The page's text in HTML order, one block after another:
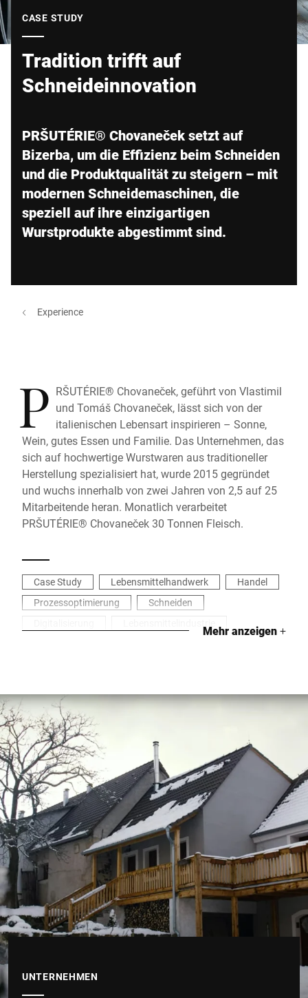
CASE STUDY
Tradition trifft auf
Schneideinnovation
PRŠUTÉRIE® Chovaneček setzt auf
Bizerba, um die Effizienz beim Schneiden
und die Produktqualität zu steigern – mit
modernen Schneidemaschinen, die
speziell auf ihre einzigartigen
Wurstprodukte abgestimmt sind.
Experience
P RŠUTÉRIE® Chovaneček, geführt von Vlastimil
und Tomáš Chovaneček, lässt sich von der
italienischen Lebensart inspirieren – Sonne,
Wein, gutes Essen und Familie. Das Unternehmen, das
sich auf hochwertige Wurstwaren aus traditioneller
Herstellung spezialisiert hat, wurde 2015 gegründet
und wuchs innerhalb von zwei Jahren von 2,5 auf 25
Mitarbeitende heran. Monatlich verarbeitet
PRŠUTÉRIE® Chovaneček 30 Tonnen Fleisch.
Case Study Lebensmittelhandwerk
Handel
Prozessoptimierung
Schneiden
Mehr anzeigen+
UNTERNEHMEN